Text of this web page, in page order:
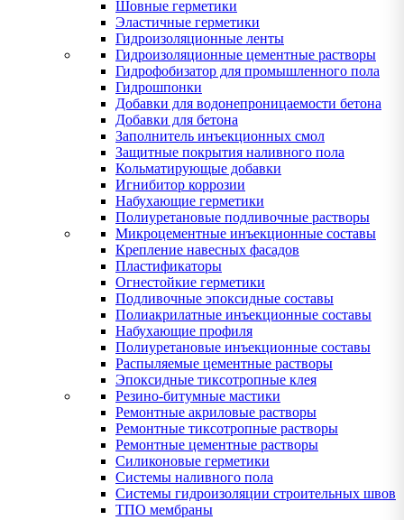
Шовные герметики
Эластичные герметики
Гидроизоляционные ленты
Гидроизоляционные цементные растворы
Гидрофобизатор для промышленного пола
Гидрошпонки
Добавки для водонепроницаемости бетона
Добавки для бетона
Заполнитель инъекционных смол
Защитные покрытия наливного пола
Кольматирующые добавки
Игнибитор коррозии
Набухающие герметики
Полиуретановые подливочные растворы
Микроцементные инъекционные составы
Крепление навесных фасадов
Пластификаторы
Огнестойкие герметики
Подливочные эпоксидные составы
Полиакрилатные инъекционные составы
Набухающие профиля
Полиуретановые инъекционные составы
Распыляемые цементные растворы
Эпоксидные тиксотропные клея
Резино-битумные мастики
Ремонтные акриловые растворы
Ремонтные тиксотропные растворы
Ремонтные цементные растворы
Силиконовые герметики
Системы наливного пола
Системы гидроизоляции строительных швов
ТПО мембраны